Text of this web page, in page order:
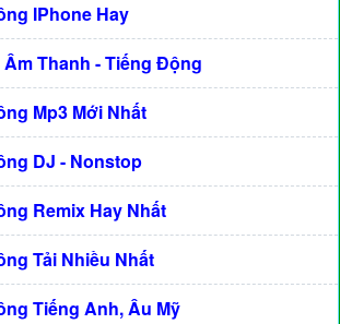
IPhone Hay
Thanh - Tiếng Động
Mp3 Mới Nhất
DJ - Nonstop
Remix Hay Nhất
Tải Nhiều Nhất
Tiếng Anh, Âu Mỹ